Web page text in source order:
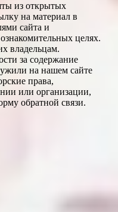
из открытых
на материал в
сайта и
целях.
владельцам.
за содержание
на нашем сайте
права,
или организации,
обратной связи.